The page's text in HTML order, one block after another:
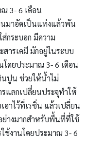
ณ 3- 6 เดือน
นมาอัดเป็นแท่งแล้วพัน
กระบอก มีความ
ารเคมี มักอยู่ในระบบ
โดยประมาณ 3- 6 เดือน
ปูน ช่วยให้น้ำไม่
รแลกเปลี่ยนประจุทำให้
าไว้ที่เรซิ่น แล้วเปลี่ยน
ย่างมากสำหรับพื้นที่ที่ใช้
ช้งานโดยประมาณ 3- 6